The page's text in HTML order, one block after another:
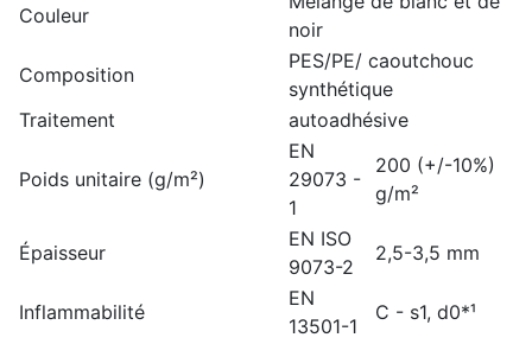
Couleur
noir
Composition
PES/PE/ caoutchouc
synthétique
Traitement
autoadhésive
Poids unitaire (g/m²)
EN
29073 -
1
200 (+/-10%)
g/m²
Épaisseur
EN ISO
9073-2
2,5-3,5 mm
Inflammabilité
EN
13501-1
C - s1, d0*¹